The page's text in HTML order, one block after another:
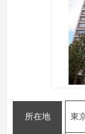
所在地 東